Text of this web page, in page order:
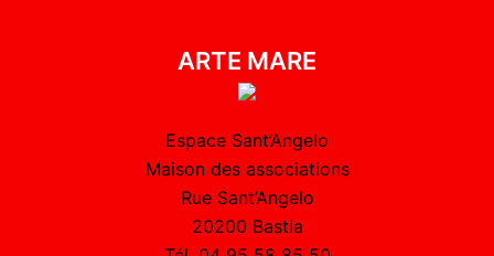
ARTE MARE
Espace Sant’Angelo
Maison des associations
Rue Sant’Angelo
20200 Bastia